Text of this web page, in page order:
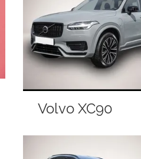
Volvo XC90